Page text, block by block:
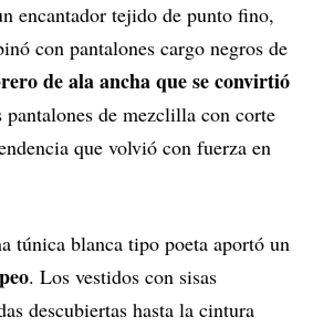
encantador tejido de punto fino,
con pantalones cargo negros de
de ala ancha que se convirtió
pantalones de mezclilla con corte
que volvió con fuerza en
túnica blanca tipo poeta aportó un
. Los vestidos con sisas
descubiertas hasta la cintura